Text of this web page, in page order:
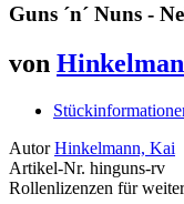
Guns ´n´ Nuns -
von
Autor Hinkelmann, Kai
Artikel-Nr. hinguns-rv
Rollenlizenzen für